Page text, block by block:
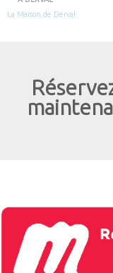
La Maison de Derval